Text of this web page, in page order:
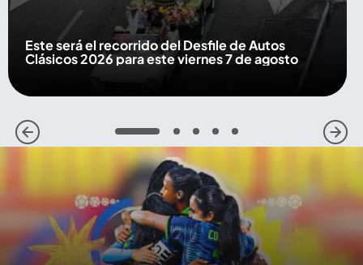
Este será el recorrido del Desfile de Autos
Clásicos 2026 para este viernes 7 de agosto
1 2 3 4 5